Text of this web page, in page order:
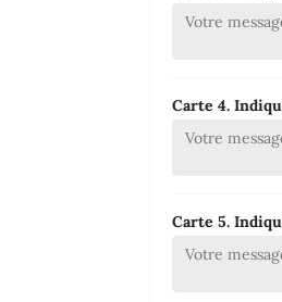
Carte 4.
Carte 5.